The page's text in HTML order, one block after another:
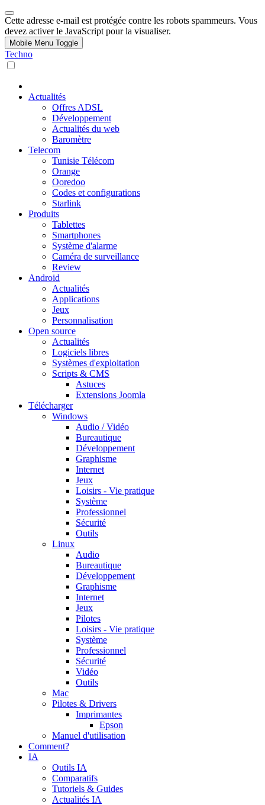
Cette adresse e-mail est protégée contre les robots spammeurs. Vous
devez activer le JavaScript pour la visualiser.
Mobile Menu Toggle
Techno
Actualités
Offres ADSL
Développement
Actualités du web
Baromètre
Telecom
Tunisie Télécom
Orange
Ooredoo
Codes et configurations
Starlink
Produits
Tablettes
Smartphones
Système d'alarme
Caméra de surveillance
Review
Android
Actualités
Applications
Jeux
Personnalisation
Open source
Actualités
Logiciels libres
Systèmes d'exploitation
Scripts & CMS
Astuces
Extensions Joomla
Télécharger
Windows
Audio / Vidéo
Bureautique
Développement
Graphisme
Internet
Jeux
Loisirs - Vie pratique
Système
Professionnel
Sécurité
Outils
Linux
Audio
Bureautique
Développement
Graphisme
Internet
Jeux
Pilotes
Loisirs - Vie pratique
Système
Professionnel
Sécurité
Vidéo
Outils
Mac
Pilotes & Drivers
Imprimantes
Epson
Manuel d'utilisation
Comment?
IA
Outils IA
Comparatifs
Tutoriels & Guides
Actualités IA